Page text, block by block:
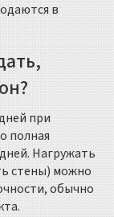
в
при
полная
Нагружать
стены) можно
обычно